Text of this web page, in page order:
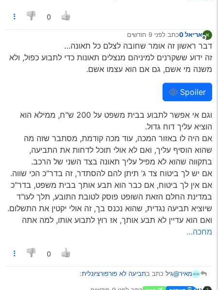
תמונות?
כמו שכתבו @חיים-ברזלו@תלת-גוונא- הוא חייב להביא
תמונות.
את העניין הזה.
0
אריאל 0 כתב לפני 9 חודשים
נערך לאחרונה על ידי
דבר ראשון זה אומר שחובה לצלם כל תאונה…
זה ידוע ששקרנים למיניהם מנצלים תאונות כדי לתבוע כפול, ולא
משנה מי אשם, גם אם הוא עצמו אשם.
Spoiler
וגם אי אפשר לתבוע בבית משפט על 200 ש"ח, ממילא הוא
הוציא עליך דוח גדול.
אם היה לו באזור המכה, עוד מכה קודמת, מסתבר שזה מה
שהוא הוסיף עליך, ואם לא אולי תוכל לדחות את התביעה,
בתקווה שהוא לא מפיל עליך תאונה בצד השני של הרכב.
אם יש לך ביטוח צד ג’ תיתן להם להסתדר, זה בדר"כ הכי שווה.
אם אין לך ביטוח, אם כבר הוא תבע אותך בבית משפט, בדר"כ
במדינת החלם הזאת השופט פוסק לטובת התובע, תלך לעו"ד
שיוציא תביעה נגדית, שהוא נכנס בך, זה אולי יקטין את התשלום.
ואם הוא עדיין לא תבע אותך, אז רוץ לתבוע אותו, למה אתה
מחכה…
0
מאיר@גיל כתב בתביעה לא פורפורציונלית: